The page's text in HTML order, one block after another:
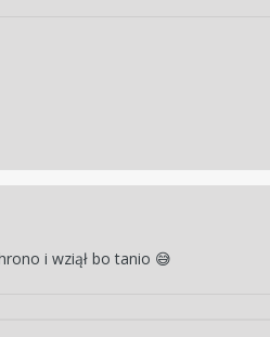
i wziął bo tanio 😅